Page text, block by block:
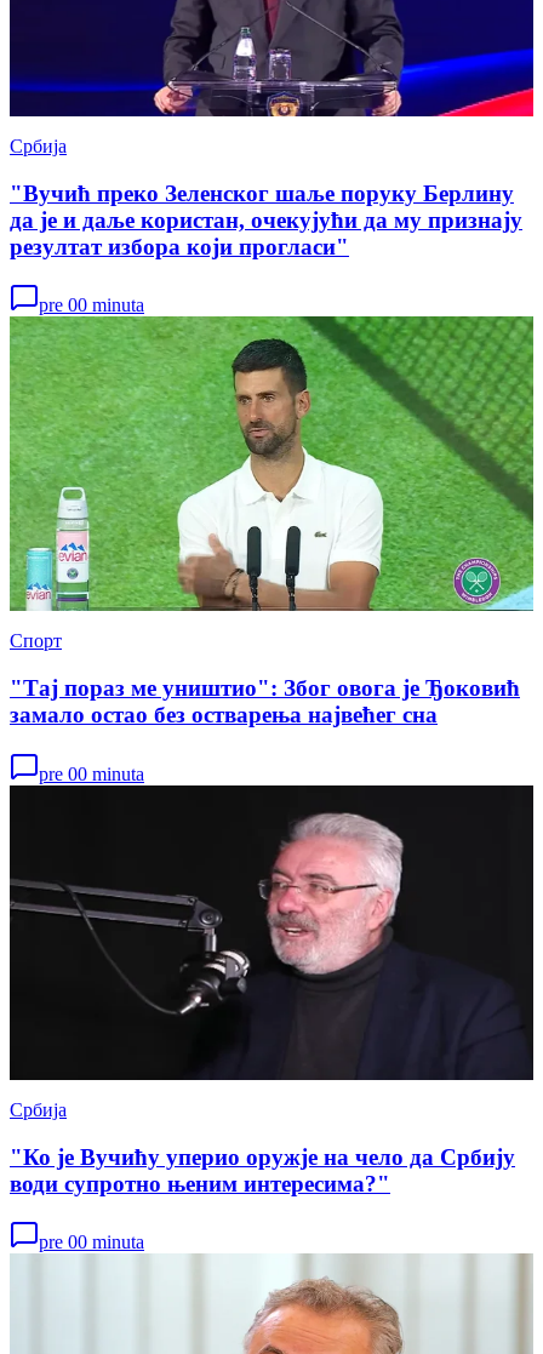
Србија
"Вучић преко Зеленског шаље поруку Берлину
да је и даље користан, очекујући да му признају
резултат избора који прогласи"
pre 00 minuta
Спорт
"Тај пораз ме уништио": Због овога је Ђоковић
замало остао без остварења највећег сна
pre 00 minuta
Србија
"Ко је Вучићу уперио оружје на чело да Србију
води супротно њеним интересима?"
pre 00 minuta